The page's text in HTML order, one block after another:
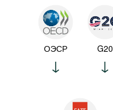
ОЭСР G20